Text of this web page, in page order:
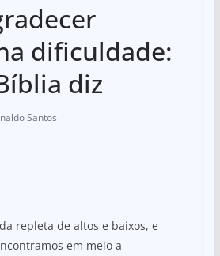
dificuldade:
diz
Santos
repleta de altos e baixos, e
em meio a